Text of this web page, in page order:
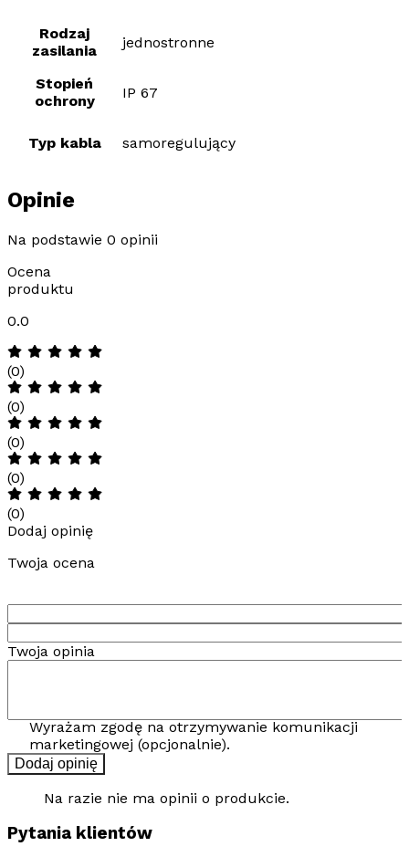
Rodzaj
zasilania
jednostronne
Stopień
ochrony
IP 67
Typ kabla samoregulujący
Opinie
Na podstawie 0 opinii
Ocena
produktu
0.0
(0)
(0)
(0)
(0)
(0)
Dodaj opinię
Twoja ocena
Twoja opinia
Wyrażam zgodę na otrzymywanie komunikacji
marketingowej (opcjonalnie).
Dodaj opinię
Na razie nie ma opinii o produkcie.
Pytania klientów